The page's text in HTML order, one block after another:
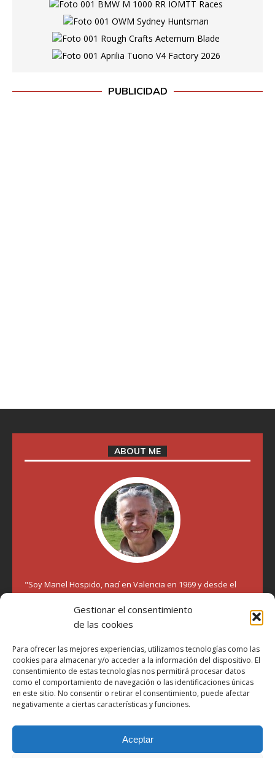
Gestionar el consentimiento
de las cookies
Para ofrecer las mejores experiencias, utilizamos tecnologías como las
cookies para almacenar y/o acceder a la información del dispositivo. El
consentimiento de estas tecnologías nos permitirá procesar datos
como el comportamiento de navegación o las identificaciones únicas
en este sitio. No consentir o retirar el consentimiento, puede afectar
negativamente a ciertas características y funciones.
Aceptar
PUBLICIDAD
ABOUT ME
"Soy Manel Hospido, nací en Valencia en 1969 y desde el
año 2007 he escrito sobre motos en distintos medios.
Millatrece.com es una apuesta por escribir sobre lo que me
gusta de manera sincera y honesta. Pasa, ponte cómodo y
Aviso Legal
Política de Privacidad
Política de Cookies
Más Información sobre Cookies